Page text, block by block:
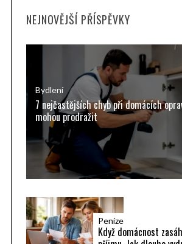
c
NEJNOVĚJŠÍ PŘÍSPĚVKY
Bydlení
7 nejčastějších chyb při domácích
mohou prodražit
Peníze
Když domácnost